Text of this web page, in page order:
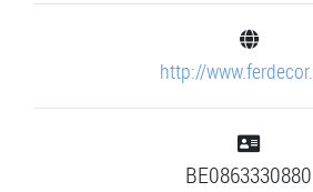
http://
BE0863330880